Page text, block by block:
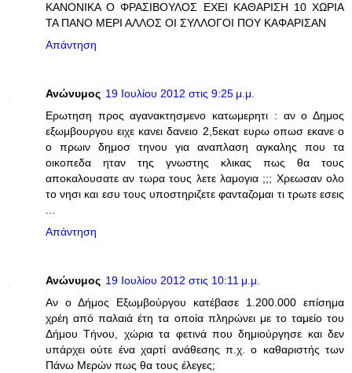
ΚΑΝΟΝΙΚΑ Ο ΦΡΑΣΙΒΟΥΛΟΣ ΕΧΕΙ ΚΑΘΑΡΙΣΗ 10 ΧΩΡΙΑ
ΤΑ ΠΑΝΟ ΜΕΡΙ ΑΛΛΟΣ ΟΙ ΣΥΛΛΟΓΟΙ ΠΟΥ ΚΑΦΑΡΙΣΑΝ
Απάντηση
Ανώνυμος 19 Ιουλίου 2012 στις 9:25 μ.μ.
Ερωτηση προς αγανακτησμενο κατωμερητι : αν ο Δημος
εξωμβουργου ειχε κανει δανειο 2,5εκατ ευρω οπωσ εκανε ο
ο πρωιν δημοσ τηνου για αναπλαση αγκαλης που τα
οικοπεδα ηταν της γνωστης κλικας πως θα τους
αποκαλουσατε αν τωρα τους λετε λαμογια ;;; Χρεωσαν ολο
το νησι και εσυ τους υποστηριζετε φανταζομαι τι τρωτε εσεις
Απάντηση
Ανώνυμος 19 Ιουλίου 2012 στις 10:11 μ.μ.
Αν ο Δήμος Εξωμβούργου κατέβασε 1.200.000 επίσημα
χρέη από παλαιά έτη τα οποία πληρώνει με το ταμείο του
Δήμου Τήνου, χώρια τα φετινά που δημιούργησε και δεν
υπάρχει ούτε ένα χαρτί ανάθεσης π.χ. ο καθαριστής των
Πάνω Μερών πως θα τους έλεγες;